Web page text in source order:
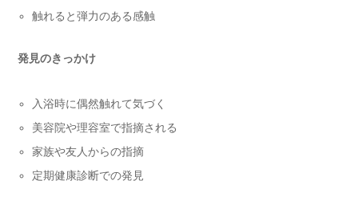
触れると弾力のある感触
発見のきっかけ
入浴時に偶然触れて気づく
美容院や理容室で指摘される
家族や友人からの指摘
定期健康診断での発見